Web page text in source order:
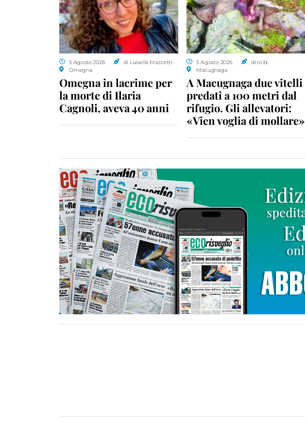
5 Agosto 2026
di Luisella Mazzetti
Omegna
Omegna in lacrime per
la morte di Ilaria
Cagnoli, aveva 40 anni
5 Agosto 2026
di ro.bi.
Macugnaga
A Macugnaga due vitelli
predati a 100 metri dal
rifugio. Gli allevatori:
«Vien voglia di mollare»